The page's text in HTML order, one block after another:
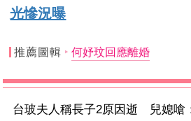
光慘況曝
推薦圖輯 何妤玟回應離婚
台玻夫人稱長子2原因逝 兒媳嗆